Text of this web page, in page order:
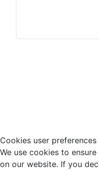
Cookies user preferences
We use cookies to
on our website. If you